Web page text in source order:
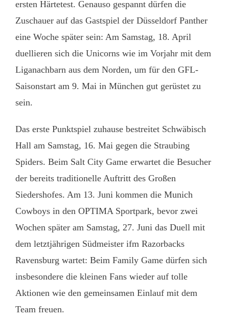
ersten Härtetest. Genauso gespannt dürfen die
Zuschauer auf das Gastspiel der Düsseldorf Panther
eine Woche später sein: Am Samstag, 18. April
duellieren sich die Unicorns wie im Vorjahr mit dem
Liganachbarn aus dem Norden, um für den GFL-
Saisonstart am 9. Mai in München gut gerüstet zu
sein.
Das erste Punktspiel zuhause bestreitet Schwäbisch
Hall am Samstag, 16. Mai gegen die Straubing
Spiders. Beim Salt City Game erwartet die Besucher
der bereits traditionelle Auftritt des Großen
Siedershofes. Am 13. Juni kommen die Munich
Cowboys in den OPTIMA Sportpark, bevor zwei
Wochen später am Samstag, 27. Juni das Duell mit
dem letztjährigen Südmeister ifm Razorbacks
Ravensburg wartet: Beim Family Game dürfen sich
insbesondere die kleinen Fans wieder auf tolle
Aktionen wie den gemeinsamen Einlauf mit dem
Team freuen.